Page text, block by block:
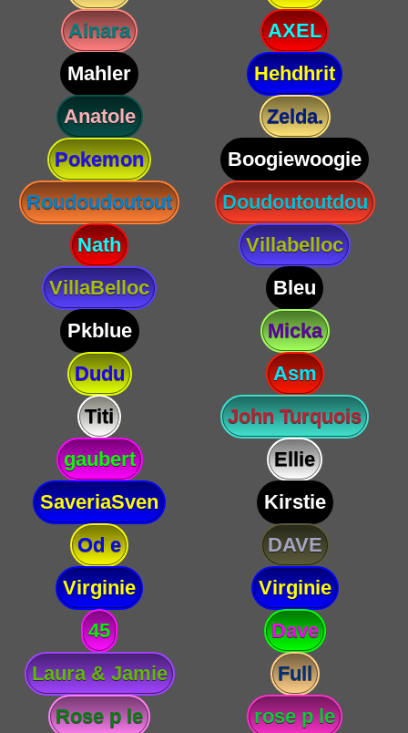
Ainara
AXEL
Mahler
Hehdhrit
Anatole
Zelda.
Pokemon
Boogiewoogie
Roudoudoutout
Doudoutoutdou
Nath
Villabelloc
VillaBelloc
Bleu
Pkblue
Micka
Dudu
Asm
Titi
John Turquois
gaubert
Ellie
SaveriaSven
Kirstie
Od e
DAVE
Virginie
Virginie
45
Dave
Laura & Jamie
Full
Rose p le
rose p le